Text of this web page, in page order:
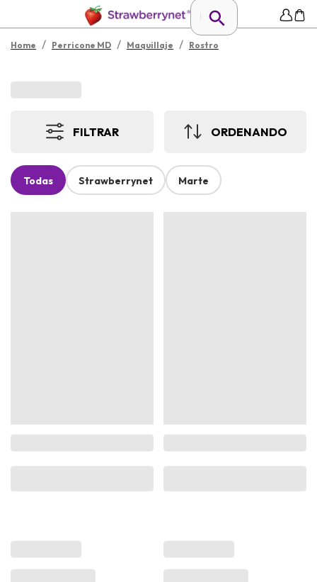
Home / Perricone MD / Maquillaje / Rostro
FILTRAR ORDENANDO
Todas Strawberrynet Marte